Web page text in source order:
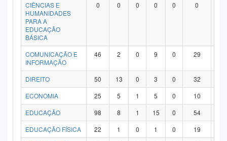
CIÊNCIAS E
HUMANIDADES
PARA A
EDUCAÇÃO
BÁSICA
0 0 0 0 0 0
COMUNICAÇÃO E
INFORMAÇÃO
46 2 0 9 0 29
DIREITO 50 13 0 3 0 32
ECONOMIA
25 5 1 5 0 10
EDUCAÇÃO
98 8 1 15 0 54
EDUCAÇÃO FÍSICA
22 1 0 1 0 19